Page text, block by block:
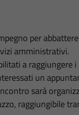
per
amministrativi.
a raggiungere
un
sarà
raggiungibile